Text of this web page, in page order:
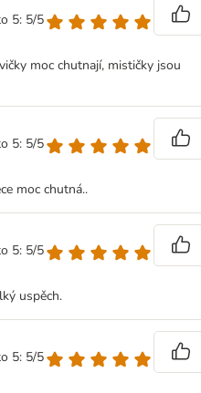
5: 5/5
moc chutnají, mističky jsou
5: 5/5
moc chutná..
5: 5/5
uspěch.
5: 5/5